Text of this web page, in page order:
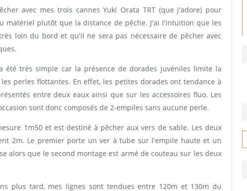
avec mes trois cannes Yuki Orata TRT (que j'adore) pour
matériel plutôt que la distance de pêche. J'ai l'intuition que les
loin du bord et qu'il ne sera pas nécessaire de pêcher avec
été très simple car la présence de dorades juvéniles limite la
perles flottantes. En effet, les petites dorades ont tendance à
entre deux eaux ainsi que sur les accessoires fluo. Les
sont donc composés de 2-empiles sans aucune perle.
1m50 et est destiné à pêcher aux vers de sable. Les deux
2m. Le premier porte un ver à tube sur l'empile haute et un
alors que le second montage est armé de couteau sur les deux
plus tard, mes lignes sont tendues entre 120m et 130m du